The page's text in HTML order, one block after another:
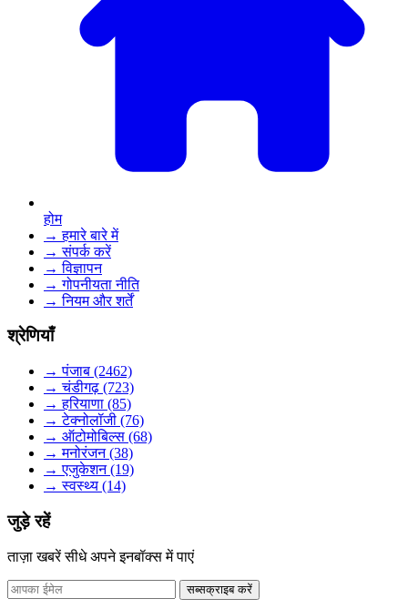
होम
→ हमारे बारे में
→ संपर्क करें
→ विज्ञापन
→ गोपनीयता नीति
→ नियम और शर्तें
श्रेणियाँ
→ पंजाब (2462)
→ चंडीगढ़ (723)
→ हरियाणा (85)
→ टेक्नोलॉजी (76)
→ ऑटोमोबिल्स (68)
→ मनोरंजन (38)
→ एजुकेशन (19)
→ स्वस्थ्य (14)
जुड़े रहें
ताज़ा खबरें सीधे अपने इनबॉक्स में पाएं
सब्सक्राइब करें